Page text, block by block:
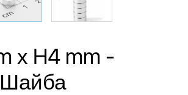
х H4 mm -